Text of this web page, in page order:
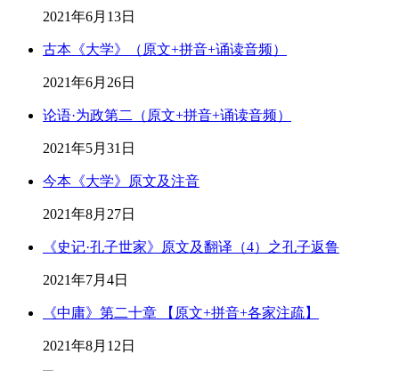
2021年6月13日
古本《大学》（原文+拼音+诵读音频）
2021年6月26日
论语·为政第二（原文+拼音+诵读音频）
2021年5月31日
今本《大学》原文及注音
2021年8月27日
《史记·孔子世家》原文及翻译（4）之孔子返鲁
2021年7月4日
《中庸》第二十章 【原文+拼音+各家注疏】
2021年8月12日